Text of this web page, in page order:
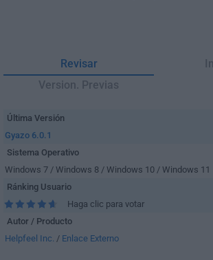
Revisar
Version. Previas
Última Versión
Gyazo 6.0.1
Sistema Operativo
Windows 7 / Windows 8 / Windows 10 / Windows 11
Ránking Usuario
Haga clic para votar
Autor / Producto
Helpfeel Inc. / Enlace Externo